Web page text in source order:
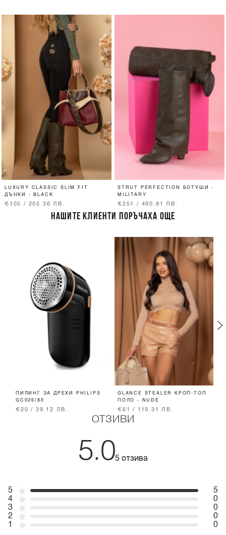
LUXURY CLASSIC SLIM FIT
ДЪНКИ - BLACK
€105 / 205.36 ЛВ.
STRUT PERFECTION БОТУШИ -
MILITARY
€251 / 490.91 ЛВ.
НАШИТЕ КЛИЕНТИ ПОРЪЧАХА ОЩЕ
ПИЛИНГ ЗА ДРЕХИ PHILIPS
GC026/80
€20 / 39.12 ЛВ.
GLANCE STEALER КРОП-ТОП
ПОЛО - NUDE
€61 / 119.31 ЛВ.
ОТЗИВИ
5.05 отзива
5
5
4
0
3
0
2
0
1
0